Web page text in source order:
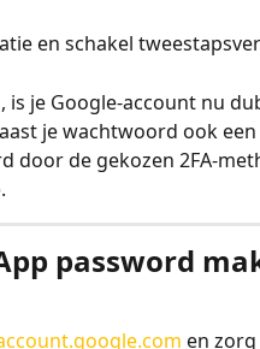
en schakel
is je Google-account nu
je wachtwoord ook
door de gekozen 2FA-
password
en